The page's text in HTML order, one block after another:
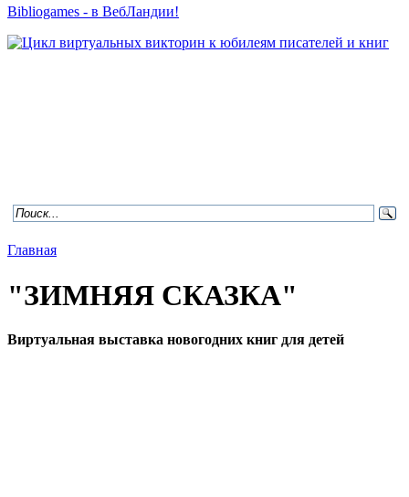
Bibliogames - в ВебЛандии!
Главная
"ЗИМНЯЯ СКАЗКА"
Виртуальная выставка новогодних книг для детей